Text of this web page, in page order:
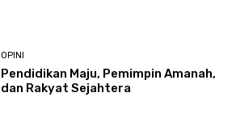
OPINI
Pendidikan Maju, Pemimpin Amanah,
dan Rakyat Sejahtera